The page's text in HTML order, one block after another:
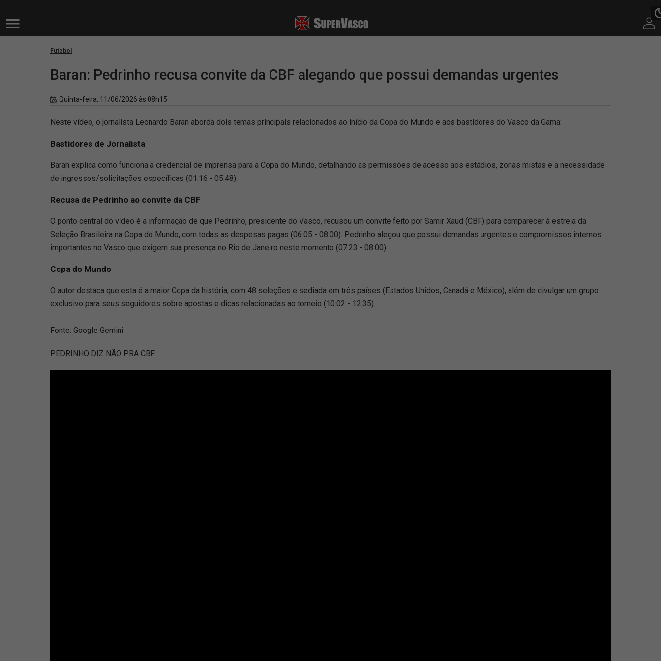
Futebol
Baran: Pedrinho recusa convite da CBF alegando que possui demandas urgentes
Quinta-feira, 11/06/2026 às 08h15
Neste vídeo, o jornalista Leonardo Baran aborda dois temas principais relacionados ao início da Copa do Mundo e aos bastidores do Vasco da Gama:
Bastidores de Jornalista
Baran explica como funciona a credencial de imprensa para a Copa do Mundo, detalhando as permissões de acesso aos estádios, zonas mistas e a necessidade
de ingressos/solicitações específicas (01:16 - 05:48).
Recusa de Pedrinho ao convite da CBF
O ponto central do vídeo é a informação de que Pedrinho, presidente do Vasco, recusou um convite feito por Samir Xaud (CBF) para comparecer à estreia da
Seleção Brasileira na Copa do Mundo, com todas as despesas pagas (06:05 - 08:00). Pedrinho alegou que possui demandas urgentes e compromissos internos
importantes no Vasco que exigem sua presença no Rio de Janeiro neste momento (07:23 - 08:00).
Copa do Mundo
O autor destaca que esta é a maior Copa da história, com 48 seleções e sediada em três países (Estados Unidos, Canadá e México), além de divulgar um grupo
exclusivo para seus seguidores sobre apostas e dicas relacionadas ao torneio (10:02 - 12:35).
Fonte: Google Gemini
PEDRINHO DIZ NÃO PRA CBF: